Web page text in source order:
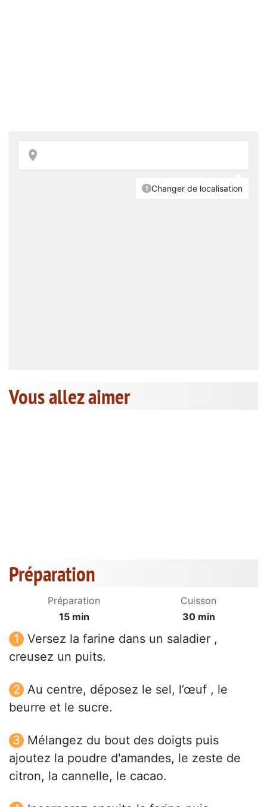
Vous allez aimer
Préparation
Préparation
15 min
Cuisson
30 min
Versez la farine dans un saladier ,
creusez un puits.
Au centre, déposez le sel, l’œuf , le
beurre et le sucre.
Mélangez du bout des doigts puis
ajoutez la poudre d'amandes, le zeste de
citron, la cannelle, le cacao.